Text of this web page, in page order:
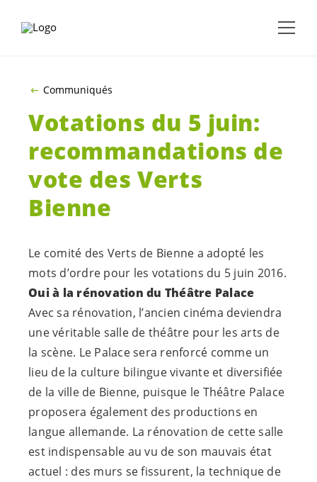
Communiqués
Votations du 5 juin:
recommandations de
vote des Verts
Bienne
Le comité des Verts de Bienne a adopté les
mots d’ordre pour les votations du 5 juin 2016.
Oui à la rénovation du Théâtre Palace
Avec sa rénovation, l’ancien cinéma deviendra
une véritable salle de théâtre pour les arts de
la scène. Le Palace sera renforcé comme un
lieu de la culture bilingue vivante et diversifiée
de la ville de Bienne, puisque le Théâtre Palace
proposera également des productions en
langue allemande. La rénovation de cette salle
est indispensable au vu de son mauvais état
actuel : des murs se fissurent, la technique de